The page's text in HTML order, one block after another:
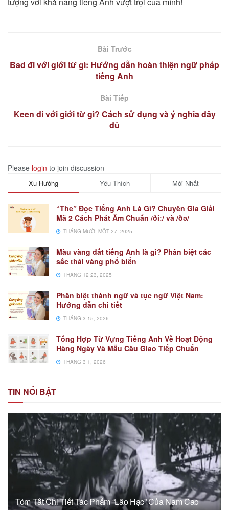
Bài Trước
Bad đi với giới từ gì: Hướng dẫn hoàn thiện ngữ pháp
tiếng Anh
Bài Tiếp
Keen đi với giới từ gì? Cách sử dụng và ý nghĩa đầy
đủ
Please login to join discussion
Xu Hướng Yêu Thích Mới Nhất
“The” Đọc Tiếng Anh Là Gì? Chuyên Gia Giải
Mã 2 Cách Phát Âm Chuẩn /ðiː/ và /ðə/
THÁNG MƯỜI MỘT 27, 2025
Màu vàng đất tiếng Anh là gì? Phân biệt các
sắc thái vàng phổ biến
THÁNG 12 23, 2025
Phân biệt thành ngữ và tục ngữ Việt Nam:
Hướng dẫn chi tiết
THÁNG 3 15, 2026
Tổng Hợp Từ Vựng Tiếng Anh Về Hoạt Động
Hàng Ngày Và Mẫu Câu Giao Tiếp Chuẩn
THÁNG 3 1, 2026
TIN NỔI BẬT
Tóm Tắt Chi Tiết Tác Phẩm “Lão Hạc” Của Nam Cao